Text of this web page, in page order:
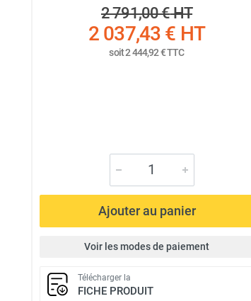
2 791,00 €HT
2 037,43 € HT
soit2 444,92 €TTC
Ajouter au panier
Voir les modes de paiement
Télécharger la
FICHE PRODUIT